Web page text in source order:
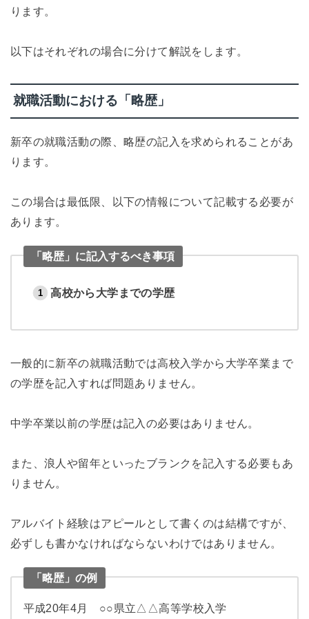
ります。
以下はそれぞれの場合に分けて解説をします。
就職活動における「略歴」
新卒の就職活動の際、略歴の記入を求められることがあ
ります。
この場合は最低限、以下の情報について記載する必要が
あります。
「略歴」に記入するべき事項
高校から大学までの学歴
一般的に新卒の就職活動では高校入学から大学卒業まで
の学歴を記入すれば問題ありません。
中学卒業以前の学歴は記入の必要はありません。
また、浪人や留年といったブランクを記入する必要もあ
りません。
アルバイト経験はアピールとして書くのは結構ですが、
必ずしも書かなければならないわけではありません。
「略歴」の例
平成20年4月 ○○県立△△高等学校入学